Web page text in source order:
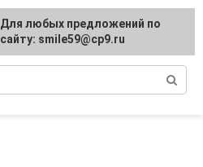
Для любых предложений по
сайту: smile59@cp9.ru